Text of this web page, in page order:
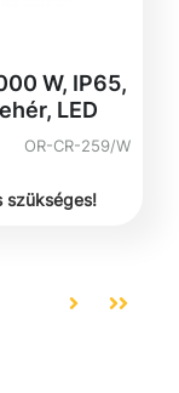
W, IP65,
LED
OR-CR-259/W
szükséges!